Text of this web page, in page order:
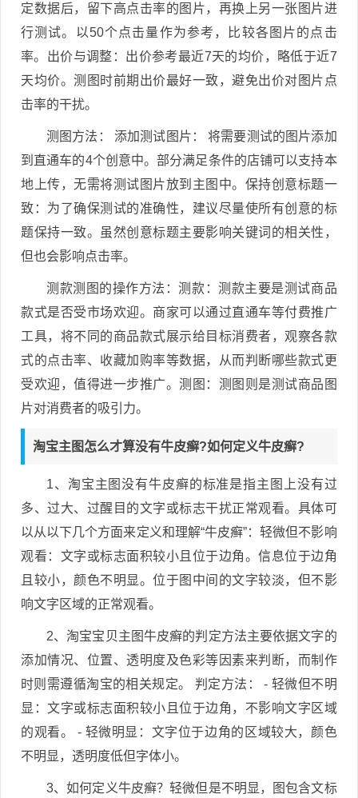
定数据后，留下高点击率的图片，再换上另一张图片进
行测试。以50个点击量作为参考，比较各图片的点击
率。出价与调整：出价参考最近7天的均价，略低于近7
天均价。测图时前期出价最好一致，避免出价对图片点
击率的干扰。
测图方法： 添加测试图片： 将需要测试的图片添加
到直通车的4个创意中。部分满足条件的店铺可以支持本
地上传，无需将测试图片放到主图中。保持创意标题一
致：为了确保测试的准确性，建议尽量使所有创意的标
题保持一致。虽然创意标题主要影响关键词的相关性，
但也会影响点击率。
测款测图的操作方法：测款：测款主要是测试商品
款式是否受市场欢迎。商家可以通过直通车等付费推广
工具，将不同的商品款式展示给目标消费者，观察各款
式的点击率、收藏加购率等数据，从而判断哪些款式更
受欢迎，值得进一步推广。测图：测图则是测试商品图
片对消费者的吸引力。
淘宝主图怎么才算没有牛皮癣?如何定义牛皮癣?
1、淘宝主图没有牛皮癣的标准是指主图上没有过
多、过大、过醒目的文字或标志干扰正常观看。具体可
以从以下几个方面来定义和理解“牛皮癣”：轻微但不影响
观看：文字或标志面积较小且位于边角。信息位于边角
且较小，颜色不明显。位于图中间的文字较淡，但不影
响文字区域的正常观看。
2、淘宝宝贝主图牛皮癣的判定方法主要依据文字的
添加情况、位置、透明度及色彩等因素来判断，而制作
时则需遵循淘宝的相关规定。 判定方法： - 轻微但不明
显：文字或标志面积较小且位于边角，不影响文字区域
的观看。 - 轻微明显：文字位于边角的区域较大，颜色
不明显，透明度低但字体小。
3、如何定义牛皮癣？轻微但是不明显，图包含文标